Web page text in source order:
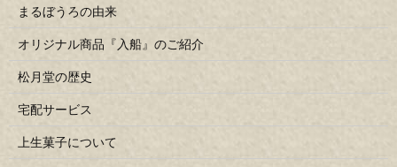
まるぼうろの由来
オリジナル商品『入船』のご紹介
松月堂の歴史
宅配サービス
上生菓子について